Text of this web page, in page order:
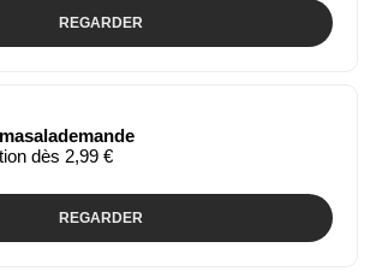
REGARDER
dès 2,99 €
REGARDER